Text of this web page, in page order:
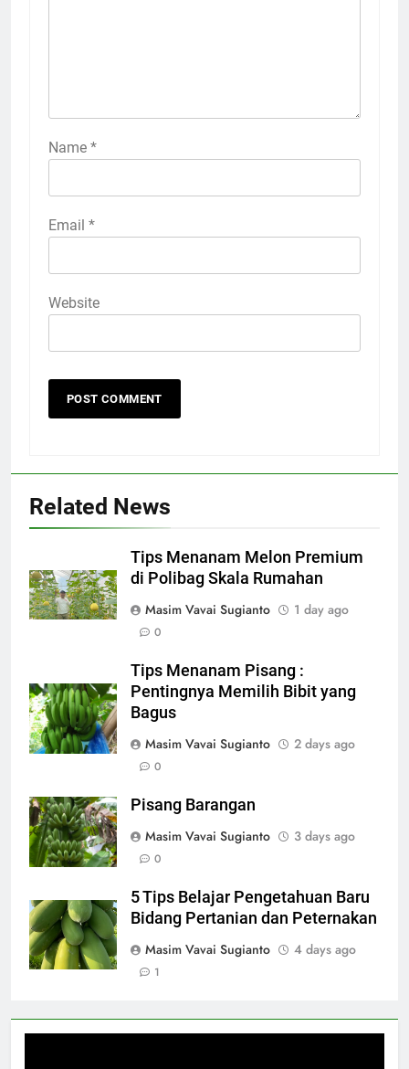
Name *
Email *
Website
Related News
Tips Menanam Melon Premium
di Polibag Skala Rumahan
Masim Vavai Sugianto
1 day ago
0
Tips Menanam Pisang :
Pentingnya Memilih Bibit yang
Bagus
Masim Vavai Sugianto
2 days ago
0
Pisang Barangan
Masim Vavai Sugianto
3 days ago
0
5 Tips Belajar Pengetahuan Baru
Bidang Pertanian dan Peternakan
Masim Vavai Sugianto
4 days ago
1